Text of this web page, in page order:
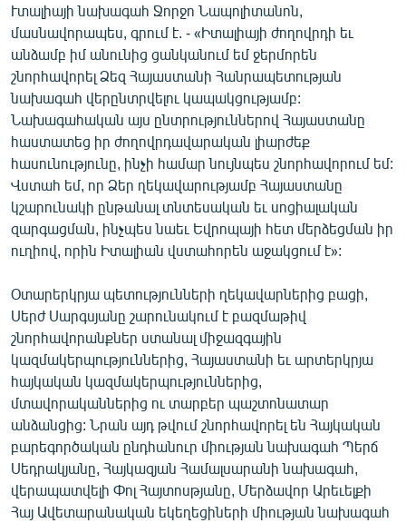
Ւտալիայի նախագահ Ջորջո Նապոլիտանոն,
մասնավորապես, գրում է. - «Իտալիայի ժողովրդի եւ
անձամբ իմ անունից ցանկանում եմ ջերմորեն
շնորհավորել Ձեզ Հայաստանի Հանրապետության
նախագահ վերընտրվելու կապակցությամբ:
Նախագահական այս ընտրություններով Հայաստանը
հաստատեց իր ժողովրդավարական լիարժեք
հասունությունը, ինչի համար նույնպես շնորհավորում եմ:
Վստահ եմ, որ Ձեր ղեկավարությամբ Հայաստանը
կշարունակի ընթանալ տնտեսական եւ սոցիալական
զարգացման, ինչպես նաեւ Եվրոպայի հետ մերձեցման իր
ուղիով, որին Իտալիան վստահորեն աջակցում է»:
Օտարերկրյա պետությունների ղեկավարներից բացի,
Սերժ Սարգսյանը շարունակում է բազմաթիվ
շնորհավորանքներ ստանալ միջազգային
կազմակերպություններից, Հայաստանի եւ արտերկրյա
հայկական կազմակերպություններից,
մտավորականներից ու տարբեր պաշտոնատար
անձանցից: Նրան այդ թվում շնորհավորել են Հայկական
բարեգործական ընդհանուր միության նախագահ Պերճ
Սեդրակյանը, Հայկազյան Համալսարանի նախագահ,
վերապատվելի Փոլ Հայտոսթյանը, Մերձավոր Արեւելքի
Հայ Ավետարանական եկեղեցիների միության նախագահ